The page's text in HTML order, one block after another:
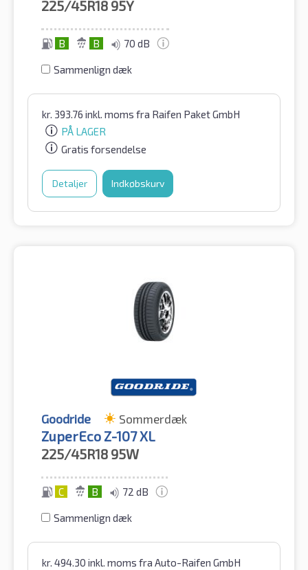
225/45R18 95Y
B B 70 dB
Sammenlign dæk
kr. 393.76 inkl. moms fra Raifen Paket GmbH
PÅ LAGER
Gratis forsendelse
Detaljer Indkøbskurv
Goodride Sommerdæk
ZuperEco Z-107 XL
225/45R18 95W
C B 72 dB
Sammenlign dæk
kr. 494.30 inkl. moms fra Auto-Raifen GmbH